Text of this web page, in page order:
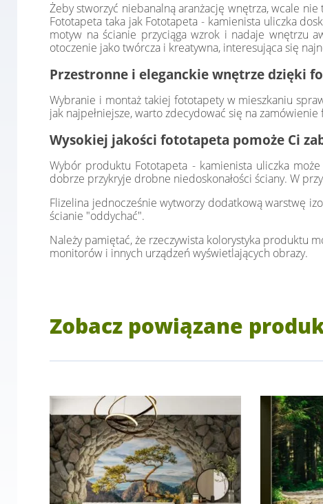
Żeby stworzyć niebanalną aranżację wnętrza, wcale
Fototapeta taka jak Fototapeta - kamienista uliczka
motyw na ścianie przyciąga wzrok i nadaje wnętrzu
otoczenie jako twórcza i kreatywna, interesująca się
Przestronne i eleganckie wnętrze dzięki
Wybranie i montaż takiej fototapety w mieszkaniu
jak najpełniejsze, warto zdecydować się na
Wysokiej jakości fototapeta pomoże Ci
Wybór produktu Fototapeta - kamienista uliczka
dobrze przykryje drobne niedoskonałości ściany. W
Flizelina jednocześnie wytworzy dodatkową warstwę
ścianie "oddychać".
Należy pamiętać, że rzeczywista kolorystyka produktu
monitorów i innych urządzeń wyświetlających obrazy.
Zobacz powiązane